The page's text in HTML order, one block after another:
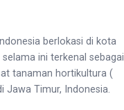
berlokasi di kota
selama ini terkenal sebagai
tanaman hortikultura (
Jawa Timur, Indonesia.